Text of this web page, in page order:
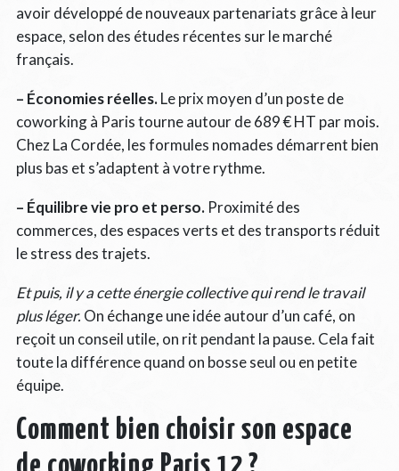
avoir développé de nouveaux partenariats grâce à leur
espace, selon des études récentes sur le marché
français.
– Économies réelles.Le prix moyen d’un poste de
coworking à Paris tourne autour de 689 € HT par mois.
Chez La Cordée, les formules nomades démarrent bien
plus bas et s’adaptent à votre rythme.
– Équilibre vie pro et perso.Proximité des
commerces, des espaces verts et des transports réduit
le stress des trajets.
Et puis, il y a cette énergie collective qui rend le travail
plus léger. On échange une idée autour d’un café, on
reçoit un conseil utile, on rit pendant la pause. Cela fait
toute la différence quand on bosse seul ou en petite
équipe.
Comment bien choisir son espace